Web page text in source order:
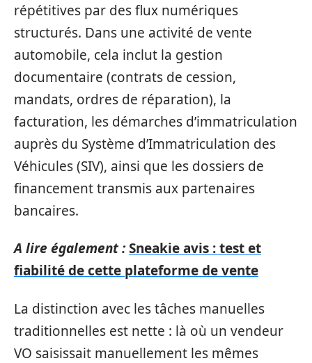
répétitives par des flux numériques
structurés. Dans une activité de vente
automobile, cela inclut la gestion
documentaire (contrats de cession,
mandats, ordres de réparation), la
facturation, les démarches d’immatriculation
auprès du Système d’Immatriculation des
Véhicules (SIV), ainsi que les dossiers de
financement transmis aux partenaires
bancaires.
A lire également :Sneakie avis : test et
fiabilité de cette plateforme de vente
La distinction avec les tâches manuelles
traditionnelles est nette : là où un vendeur
VO saisissait manuellement les mêmes